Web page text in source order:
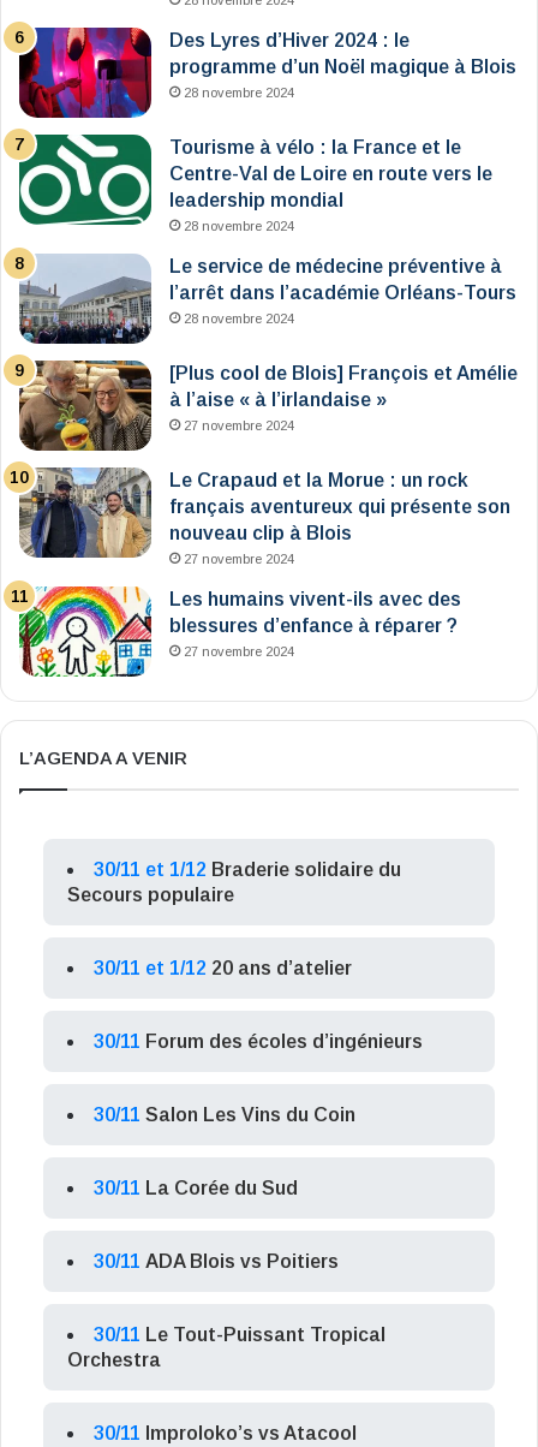
Des Lyres d’Hiver 2024 : le
programme d’un Noël magique à Blois
28 novembre 2024
Tourisme à vélo : la France et le
Centre-Val de Loire en route vers le
leadership mondial
28 novembre 2024
Le service de médecine préventive à
l’arrêt dans l’académie Orléans-Tours
28 novembre 2024
[Plus cool de Blois] François et Amélie
à l’aise « à l’irlandaise »
27 novembre 2024
Le Crapaud et la Morue : un rock
français aventureux qui présente son
nouveau clip à Blois
27 novembre 2024
Les humains vivent-ils avec des
blessures d’enfance à réparer ?
27 novembre 2024
L’AGENDA A VENIR
30/11 et 1/12 Braderie solidaire du
Secours populaire
30/11 et 1/12 20 ans d’atelier
30/11 Forum des écoles d’ingénieurs
30/11 Salon Les Vins du Coin
30/11 La Corée du Sud
30/11 ADA Blois vs Poitiers
30/11 Le Tout-Puissant Tropical
Orchestra
30/11 Improloko’s vs Atacool